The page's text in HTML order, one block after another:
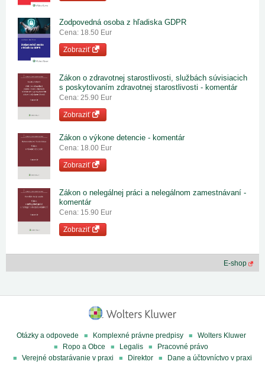
Zodpovedná osoba z hľadiska GDPR
Cena: 18.50 Eur
Zobraziť
Zákon o zdravotnej starostlivosti, službách súvisiacich
s poskytovaním zdravotnej starostlivosti - komentár
Cena: 25.90 Eur
Zobraziť
Zákon o výkone detencie - komentár
Cena: 18.00 Eur
Zobraziť
Zákon o nelegálnej práci a nelegálnom zamestnávaní -
komentár
Cena: 15.90 Eur
Zobraziť
E-shop
Otázky a odpovede Komplexné právne predpisy
Wolters Kluwer
Ropo a Obce
Legalis
Pracovné právo
Verejné obstarávanie v praxi
Direktor Dane a účtovníctvo v praxi